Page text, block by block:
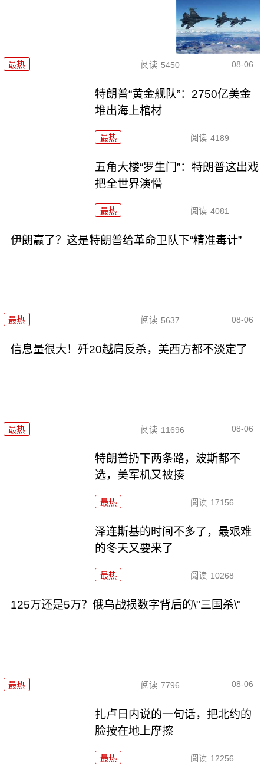
最热 阅读 5450 08-06
特朗普“黄金舰队”：2750亿美金
堆出海上棺材
最热 阅读 4189
五角大楼“罗生门”：特朗普这出戏
把全世界演懵
最热 阅读 4081
伊朗赢了？这是特朗普给革命卫队下“精准毒计”
最热 阅读 5637 08-06
信息量很大！歼20越肩反杀，美西方都不淡定了
最热 阅读 11696 08-06
特朗普扔下两条路，波斯都不
选，美军机又被揍
最热 阅读 17156
泽连斯基的时间不多了，最艰难
的冬天又要来了
最热 阅读 10268
125万还是5万？俄乌战损数字背后的\"三国杀\"
最热 阅读 7796 08-06
扎卢日内说的一句话，把北约的
脸按在地上摩擦
最热 阅读 12256